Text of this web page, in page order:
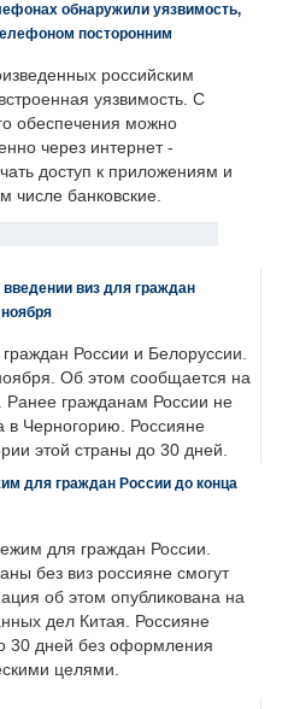
обнаружили уязвимость,
посторонним
российским
уязвимость. С
обеспечения можно
через интернет -
доступ к приложениям и
числе банковские.
виз для граждан
России и Белоруссии.
Об этом сообщается на
Ранее гражданам России не
в Черногорию. Россияне
этой страны до 30 дней.
для граждан России до конца
для граждан России.
без виз россияне смогут
об этом опубликована на
дел Китая. Россияне
30 дней без оформления
целями.